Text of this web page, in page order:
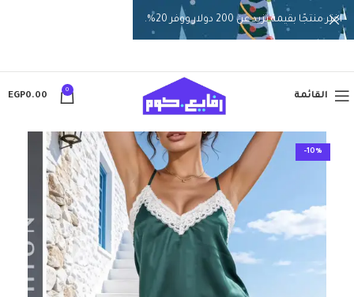
القائمة
0
EGP0.00
-10%
اختر منتجًا بقيمة تزيد عن 200 دولار ووفر 20%.